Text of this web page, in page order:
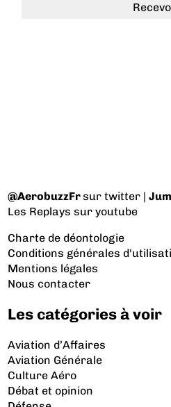
@AerobuzzFrsur twitter |
Les Replays sur youtube
Charte de déontologie
Conditions générales
Mentions légales
Nous contacter
Les catégories à voir
Aviation d’Affaires
Aviation Générale
Culture Aéro
Débat et opinion